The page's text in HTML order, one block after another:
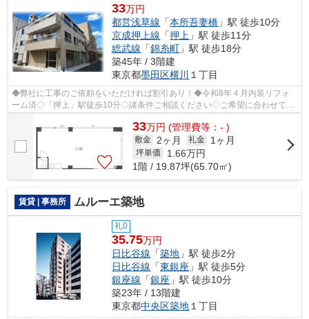
33万円
都営浅草線 「本所吾妻橋 」駅 徒歩10分
京成押上線 「押上 」駅 徒歩11分
総武線 「錦糸町 」駅 徒歩18分
築45年 / 3階建
東京都墨田区横川 １丁目
◆弊社に工事のご依頼をいただければ割引あり！◆令和8年４月内装リフォ
ーム済◇「押上」駅徒歩10分◇諸条件ご相談ください◇ご希望に合わせて物
件のご提案が可能です◇お気軽にお問い合わせ...
33万円 (管理費等：- )
敷金 2ヶ月 礼金 1ヶ月
坪単価 1.66万円
1階 / 19.87坪(65.70㎡)
賃貸 | 事務所 ムルーエ築地
礼0
35.75万円
日比谷線 「築地 」駅 徒歩2分
日比谷線 「東銀座 」駅 徒歩5分
銀座線 「銀座 」駅 徒歩10分
築23年 / 13階建
東京都中央区築地 １丁目